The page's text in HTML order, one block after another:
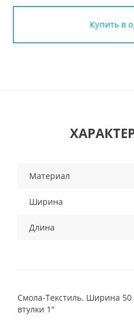
Купить в
Материал
Ширина
Длина
Смола-Текстиль. Ширина
втулки 1"